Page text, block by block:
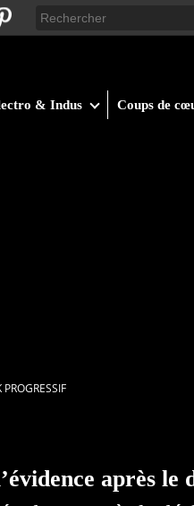
& Indus Coups de
PROGRESSIF
après le